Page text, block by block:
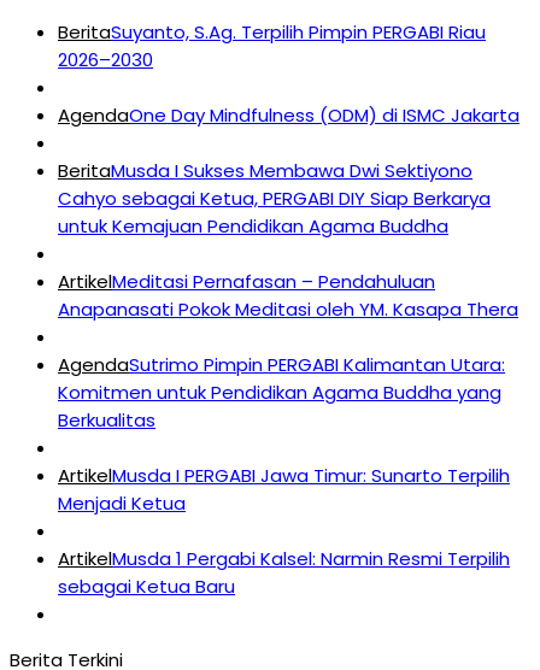
BeritaSuyanto, S.Ag. Terpilih Pimpin PERGABI Riau
2026–2030
AgendaOne Day Mindfulness (ODM) di ISMC Jakarta
BeritaMusda I Sukses Membawa Dwi Sektiyono
Cahyo sebagai Ketua, PERGABI DIY Siap Berkarya
untuk Kemajuan Pendidikan Agama Buddha
ArtikelMeditasi Pernafasan – Pendahuluan
Anapanasati Pokok Meditasi oleh YM. Kasapa Thera
AgendaSutrimo Pimpin PERGABI Kalimantan Utara:
Komitmen untuk Pendidikan Agama Buddha yang
Berkualitas
ArtikelMusda I PERGABI Jawa Timur: Sunarto Terpilih
Menjadi Ketua
ArtikelMusda 1 Pergabi Kalsel: Narmin Resmi Terpilih
sebagai Ketua Baru